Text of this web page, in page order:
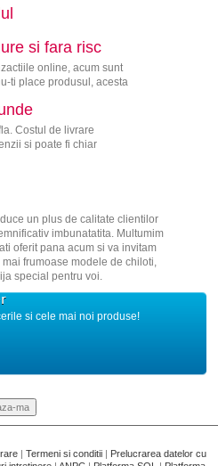
si fara risc
online, acum sunt
ti place produsul, acesta
Costul de livrare
si poate fi chiar
un plus de calitate clientilor
imbunatatita. Multumim
oferit pana acum si va invitam
frumoase modele de chiloti,
special pentru voi.
si cele mai noi produse!
| Termeni si conditii | Prelucrarea datelor cu